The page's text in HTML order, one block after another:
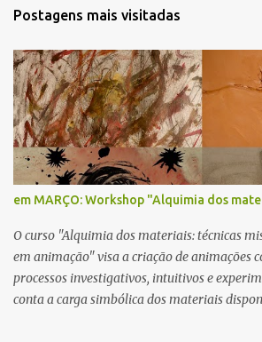
Postagens mais visitadas
em MARÇO: Workshop "Alquimia dos
O curso "Alquimia dos materiais: técnicas
em animação" visa a criação de animações
processos investigativos, intuitivos e
conta a carga simbólica dos materiais